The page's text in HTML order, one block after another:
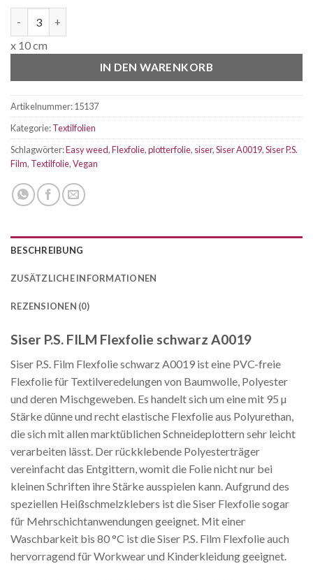
x 10 cm
IN DEN WARENKORB
Artikelnummer:15137
Kategorie:Textilfolien
Schlagwörter:Easy weed,Flexfolie,plotterfolie, siser,Siser A0019,Siser P.S.
Film, Textilfolie,Vegan
BESCHREIBUNG
ZUSÄTZLICHE INFORMATIONEN
REZENSIONEN (0)
Siser P.S. FILM Flexfolie schwarz A0019
Siser P.S. Film Flexfolie schwarz A0019 ist eine PVC-freie
Flexfolie für Textilveredelungen von Baumwolle, Polyester
und deren Mischgeweben. Es handelt sich um eine mit 95 µ
Stärke dünne und recht elastische Flexfolie aus Polyurethan,
die sich mit allen marktüblichen Schneideplottern sehr leicht
verarbeiten lässt. Der rückklebende Polyesterträger
vereinfacht das Entgittern, womit die Folie nicht nur bei
kleinen Schriften ihre Stärke ausspielen kann. Aufgrund des
speziellen Heißschmelzklebers ist die Siser Flexfolie sogar
für Mehrschichtanwendungen geeignet. Mit einer
Waschbarkeit bis 80 °C ist die Siser P.S. Film Flexfolie auch
hervorragend für Workwear und Kinderkleidung geeignet.